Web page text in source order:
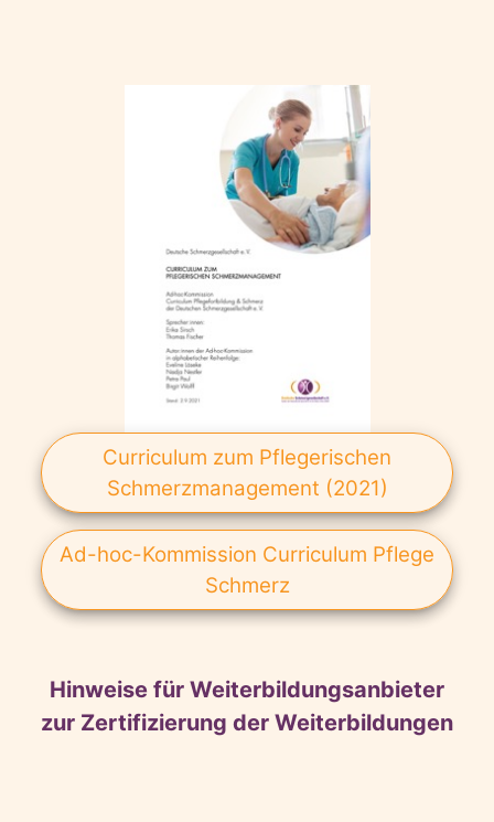
Curriculum zum Pflegerischen
Schmerzmanagement (2021)
Ad-hoc-Kommission Curriculum Pflege
Schmerz
Hinweise für Weiterbildungsanbieter
zur Zertifizierung der Weiterbildungen